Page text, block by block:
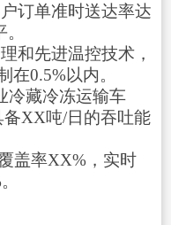
订单准时送达率达
和先进温控技术，
在0.5%以内。
冷藏冷冻运输车
XX吨/日的吞吐能
盖率XX%，实时